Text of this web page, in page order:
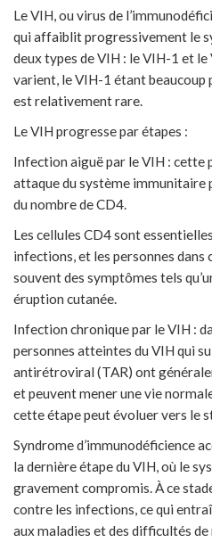
Le VIH, ou virus de
qui affaiblit progressivement le
deux types de VIH : le VIH-1 et
varient, le VIH-1 étant beaucoup
est relativement rare.
Le VIH progresse par étapes :
Infection aiguë par le VIH : cette
attaque du système immunitaire
du nombre de CD4.
Les cellules CD4 sont
infections, et les personnes dans
souvent des symptômes tels
éruption cutanée.
Infection chronique par le VIH :
personnes atteintes du VIH qui
antirétroviral (TAR) ont
et peuvent mener une vie
cette étape peut évoluer vers le
Syndrome d’immunodéficience
la dernière étape du VIH, où le
gravement compromis. À ce
contre les infections, ce qui
aux maladies et des difficultés